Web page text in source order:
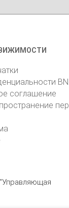
соглашение